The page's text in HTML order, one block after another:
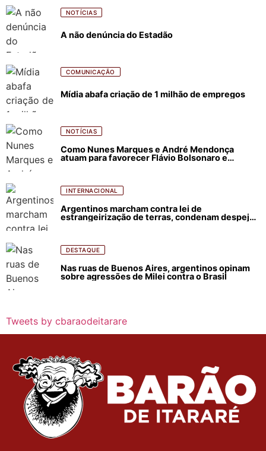
NOTÍCIAS
A não denúncia do Estadão
COMUNICAÇÃO
Mídia abafa criação de 1 milhão de empregos
NOTÍCIAS
Como Nunes Marques e André Mendonça
atuam para favorecer Flávio Bolsonaro e
INTERNACIONAL
Argentinos marcham contra lei de
estrangeirização de terras, condenam despejos
DESTAQUE
Nas ruas de Buenos Aires, argentinos opinam
sobre agressões de Milei contra o Brasil
Tweets by cbaraodeitarare